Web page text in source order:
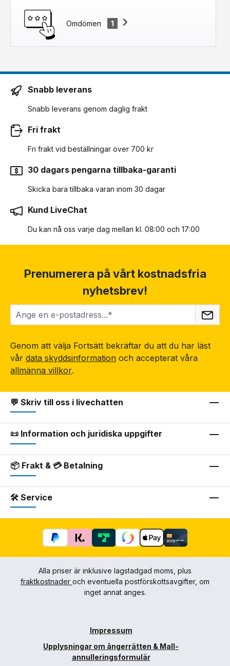
Omdömen 1
Snabb leverans
Snabb leverans genom daglig frakt
Fri frakt
Fri frakt vid beställningar över 700 kr
30 dagars pengarna tillbaka-garanti
Skicka bara tillbaka varan inom 30 dagar
Kund LiveChat
Du kan nå oss varje dag mellan kl. 08:00 och 17:00
Prenumerera på vårt kostnadsfria
nyhetsbrev!
Genom att välja Fortsätt bekräftar du att du har läst
vår data skyddsinformation och accepterat våra
allmänna villkor.
💬 Skriv till oss i livechatten
📜 Information och juridiska uppgifter
📦 Frakt & 💳 Betalning
🛠 Service
Alla priser är inklusive lagstadgad moms, plus
fraktkostnader och eventuella postförskottsavgifter, om
inget annat anges.
Impressum
Upplysningar om ångerrätten & Mall-
annulleringsformulär